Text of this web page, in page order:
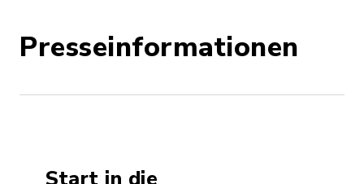
Presseinformationen